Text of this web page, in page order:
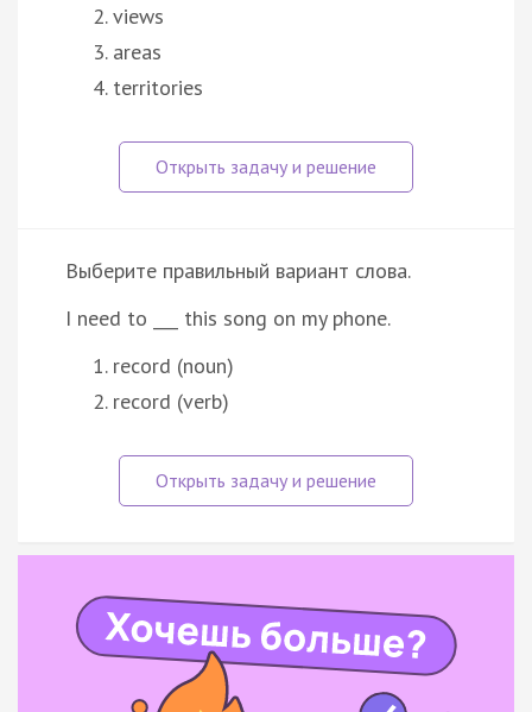
views
areas
territories
Выберите правильный вариант слова.
I need to ___ this song on my phone.
record (noun)
record (verb)